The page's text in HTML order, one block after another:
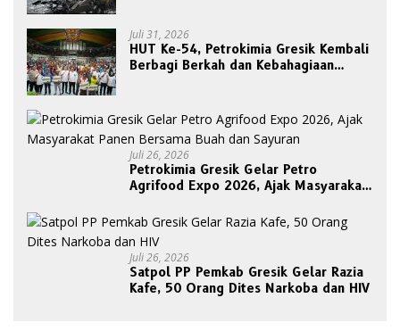
Juli 31, 2026
HUT Ke-54, Petrokimia Gresik Kembali
Berbagi Berkah dan Kebahagiaan
Juli 26, 2026
Petrokimia Gresik Gelar Petro
Agrifood Expo 2026, Ajak Masyarakat
Juli 26, 2026
Satpol PP Pemkab Gresik Gelar Razia
Kafe, 50 Orang Dites Narkoba dan HIV